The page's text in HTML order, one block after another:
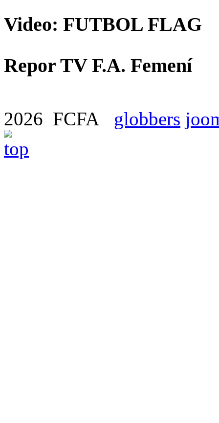
Video: FUTBOL FLAG
Repor TV F.A. Femení
2026 FCFA globbers